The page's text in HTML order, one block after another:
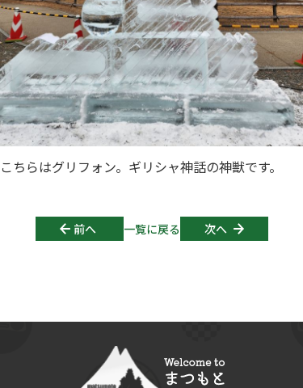
こちらはグリフォン。ギリシャ神話の神獣です。
Post navigation
前へ 一覧に戻る 次へ